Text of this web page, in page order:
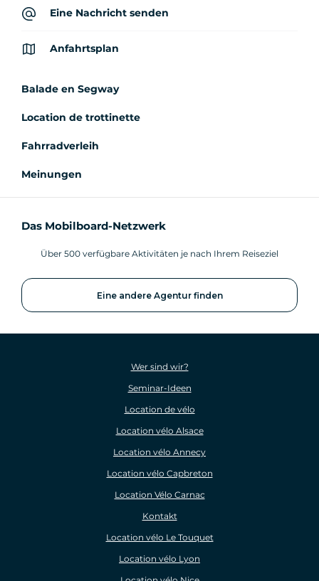
Eine Nachricht senden
Anfahrtsplan
Balade en Segway
Location de trottinette
Fahrradverleih
Meinungen
Das Mobilboard-Netzwerk
Über 500 verfügbare Aktivitäten je nach Ihrem Reiseziel
Eine andere Agentur finden
Wer sind wir?
Seminar-Ideen
Location de vélo
Location vélo Alsace
Location vélo Annecy
Location vélo Capbreton
Location Vélo Carnac
Kontakt
Location vélo Le Touquet
Location vélo Lyon